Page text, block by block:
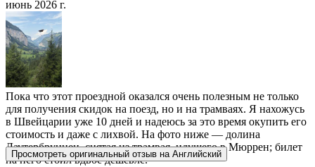
июнь 2026 г.
Пока что этот проездной оказался очень полезным не только
для получения скидок на поезд, но и на трамваях. Я нахожусь
в Швейцарии уже 10 дней и надеюсь за это время окупить его
стоимость и даже с лихвой. На фото ниже — долина
Лаутербруннен, снятая из трамвая, идущего в Мюррен; билет
на него стоил вдвое дешевле.
Просмотреть оригинальный отзыв на Английский